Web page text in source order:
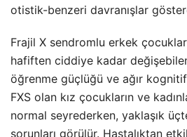
otistik-benzeri davranışlar
Frajil X sendromlu erkek
hafiften ciddiye kadar
öğrenme güçlüğü ve ağır
FXS olan kız çocukların ve
normal seyrederken, yaklaşık
sorunları görülür. Hastalıktan